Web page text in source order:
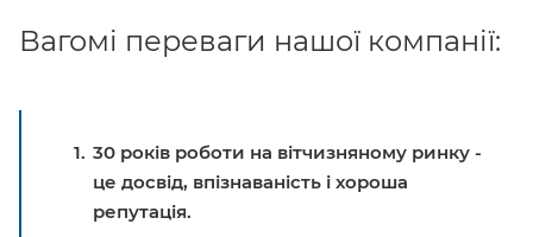
Вагомі переваги нашої компанії:
30 років роботи на вітчизняному ринку -
це досвід, впізнаваність і хороша
репутація.